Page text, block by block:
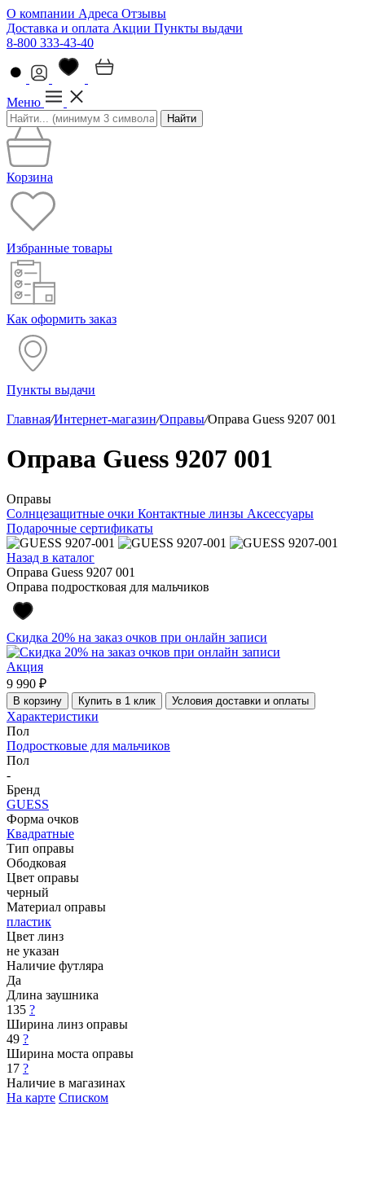
О компании Адреса Отзывы
Доставка и оплата Акции Пункты выдачи
8-800 333-43-40
Меню
Найти
Корзина
Избранные товары
Как оформить заказ
Пункты выдачи
Главная/Интернет-магазин/Оправы/Оправа Guess 9207 001
Оправа Guess 9207 001
Оправы
Солнцезащитные очки Контактные линзы Аксессуары
Подарочные сертификаты
Назад в каталог
Оправа Guess 9207 001
Оправа подростковая для мальчиков
Скидка 20% на заказ очков при онлайн записи
Акция
9 990 ₽
В корзину Купить в 1 клик Условия доставки и оплаты
Характеристики
Пол
Подростковые для мальчиков
Пол
-
Бренд
GUESS
Форма очков
Квадратные
Тип оправы
Ободковая
Цвет оправы
черный
Материал оправы
пластик
Цвет линз
не указан
Наличие футляра
Да
Длина заушника
135 ?
Ширина линз оправы
49 ?
Ширина моста оправы
17 ?
Наличие в магазинах
На карте Списком